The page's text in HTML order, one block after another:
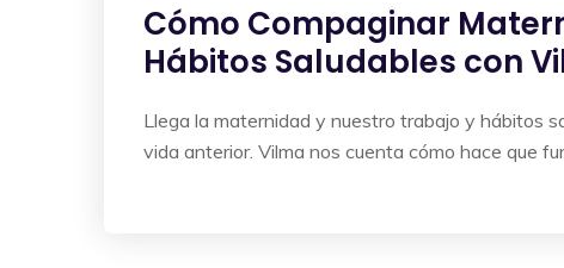
Cómo Compaginar
Hábitos Saludables con
Llega la maternidad y nuestro trabajo y hábitos
vida anterior. Vilma nos cuenta cómo hace que